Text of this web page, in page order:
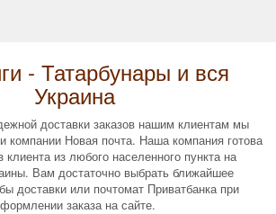
- Татарбунары и вся
Украина
доставки заказов нашим клиентам мы
компании Новая почта. Наша компания готова
клиента из любого населенного пункта на
Вам достаточно выбрать ближайшее
доставки или почтомат Приватбанка при
заказа на сайте.